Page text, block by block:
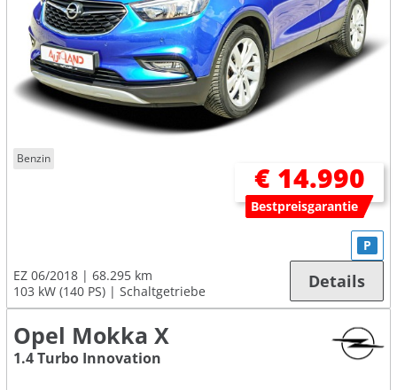
Benzin
€ 14.990
Bestpreisgarantie
EZ 06/2018
68.295 km
103 kW (140 PS)
Schaltgetriebe
P
Details
Opel Mokka X
1.4 Turbo Innovation